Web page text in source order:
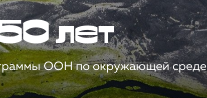
лет
ООН по окружающей среде